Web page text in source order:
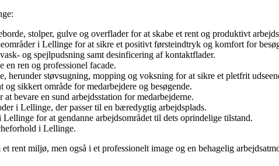
stolper, gulve og overflader for at skabe et rent og produktivt
i Lellinge for at sikre et positivt førsteindtryk og komfort for
og spejlpudsning samt desinficering af kontaktflader.
en ren og professionel facade.
støvsugning, mopping og voksning for at sikre et pletfrit
sikkert område for medarbejdere og besøgende.
bevare en sund arbejdsstation for medarbejderne.
i Lellinge, der passer til en bæredygtig arbejdsplads.
for at gendanne arbejdsområdet til dets oprindelige tilstand.
i Lellinge.
miljø, men også i et professionelt image og en behagelig